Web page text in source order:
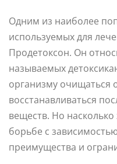
Одним из наиболее
используемых для
Продетоксон. Он
называемых
организму очищаться
восстанавливаться
веществ. Но
борьбе с
преимущества и